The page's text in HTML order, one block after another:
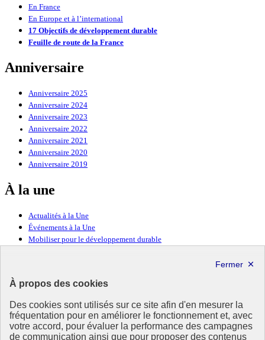
À propos des cookies
Des cookies sont utilisés sur ce site afin d'en mesurer la
fréquentation pour en améliorer le fonctionnement et, avec
votre accord, pour évaluer la performance des campagnes
de communication ainsi que pour proposer des contenus
En France
En Europe et à l’international
17 Objectifs de développement durable
Feuille de route de la France
Anniversaire
Anniversaire 2025
Anniversaire 2024
Anniversaire 2023
Anniversaire 2022
Anniversaire 2021
Anniversaire 2020
Anniversaire 2019
À la une
Actualités à la Une
Événements à la Une
Mobiliser pour le développement durable
Ressources
Ressources
La Méth’ODD